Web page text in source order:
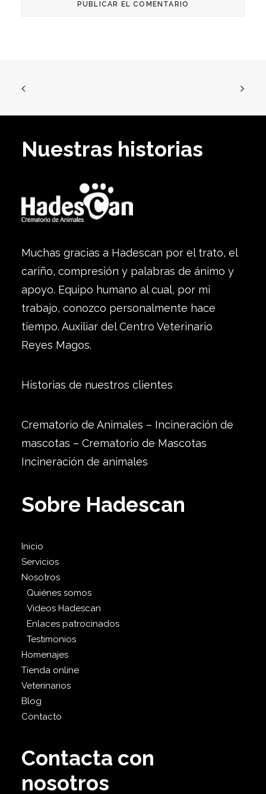
Nuestras historias
Muchas gracias a Hadescan por el trato, el
cariño, compresión y palabras de ánimo y
apoyo. Equipo humano al cual, por mi
trabajo, conozco personalmente hace
tiempo. Auxiliar del Centro Veterinario
Reyes Magos.
Historias de nuestros clientes
Crematorio de Animales – Incineración de
mascotas – Crematorio de Mascotas
Incineración de animales
Sobre Hadescan
Inicio
Servicios
Nosotros
Quiénes somos
Videos Hadescan
Enlaces patrocinados
Testimonios
Homenajes
Tienda online
Veterinarios
Blog
Contacto
Contacta con
nosotros